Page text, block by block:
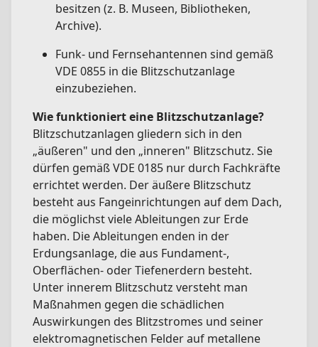
besitzen (z. B. Museen, Bibliotheken,
Archive).
Funk- und Fernsehantennen sind gemäß
VDE 0855 in die Blitzschutzanlage
einzubeziehen.
Wie funktioniert eine Blitzschutzanlage?
Blitzschutzanlagen gliedern sich in den
„äußeren" und den „inneren" Blitzschutz. Sie
dürfen gemäß VDE 0185 nur durch Fachkräfte
errichtet werden. Der äußere Blitzschutz
besteht aus Fangeinrichtungen auf dem Dach,
die möglichst viele Ableitungen zur Erde
haben. Die Ableitungen enden in der
Erdungsanlage, die aus Fundament-,
Oberflächen- oder Tiefenerdern besteht.
Unter innerem Blitzschutz versteht man
Maßnahmen gegen die schädlichen
Auswirkungen des Blitzstromes und seiner
elektromagnetischen Felder auf metallene